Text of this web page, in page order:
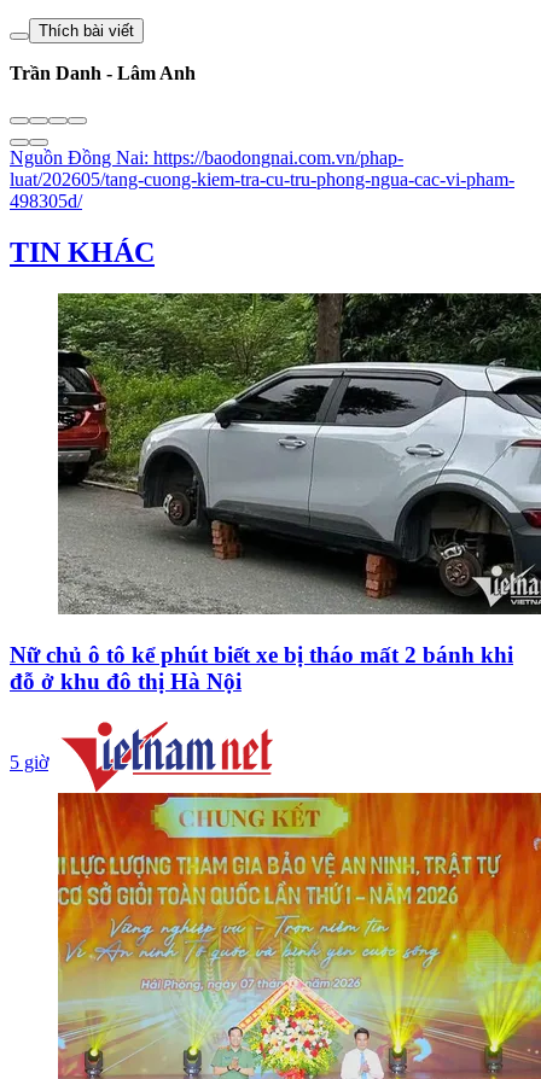
Thích bài viết
Trần Danh - Lâm Anh
Nguồn Đồng Nai: https://baodongnai.com.vn/phap-
luat/202605/tang-cuong-kiem-tra-cu-tru-phong-ngua-cac-vi-pham-
498305d/
TIN KHÁC
Nữ chủ ô tô kể phút biết xe bị tháo mất 2 bánh khi
đỗ ở khu đô thị Hà Nội
5 giờ